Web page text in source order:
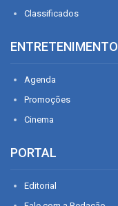
Classificados
ENTRETENIMENTO
Agenda
Promoções
Cinema
PORTAL
Editorial